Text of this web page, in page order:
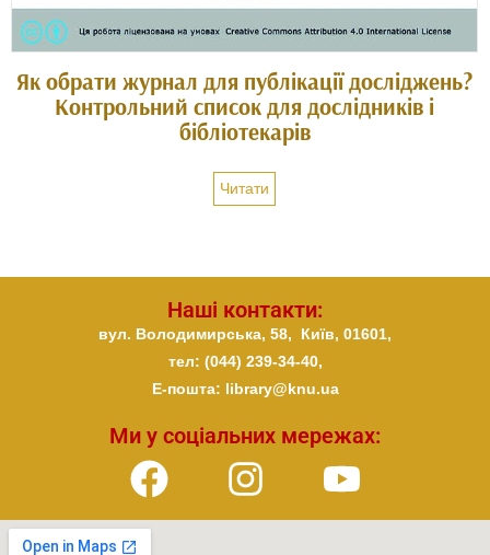
Як обрати журнал для публікації досліджень?
Контрольний список для дослідників і
бібліотекарів
Читати
Наші контакти:
Ми у соціальних мережах:
вул. Володимирська, 58, Київ, 01601,
тел: (044) 239-34-40,
E-пошта: library@knu.ua